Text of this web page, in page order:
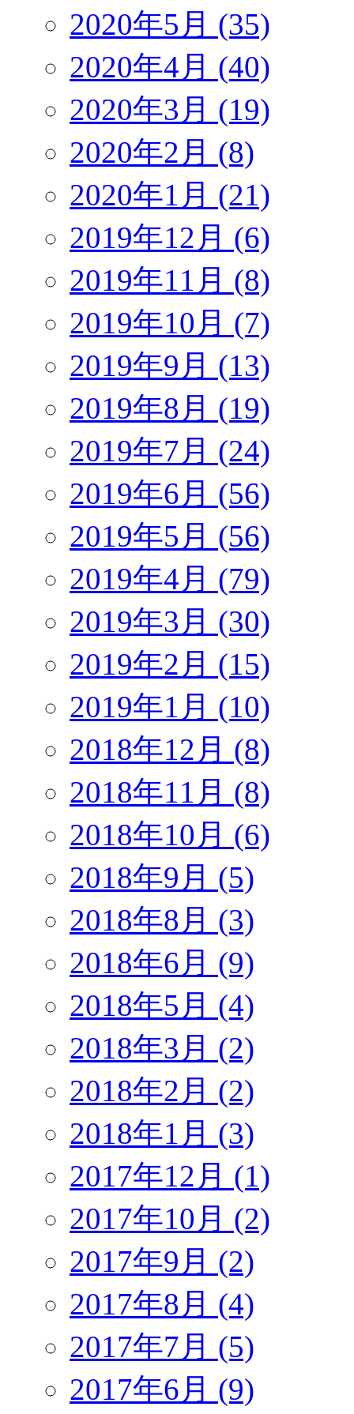
2020年5月 (35)
2020年4月 (40)
2020年3月 (19)
2020年2月 (8)
2020年1月 (21)
2019年12月 (6)
2019年11月 (8)
2019年10月 (7)
2019年9月 (13)
2019年8月 (19)
2019年7月 (24)
2019年6月 (56)
2019年5月 (56)
2019年4月 (79)
2019年3月 (30)
2019年2月 (15)
2019年1月 (10)
2018年12月 (8)
2018年11月 (8)
2018年10月 (6)
2018年9月 (5)
2018年8月 (3)
2018年6月 (9)
2018年5月 (4)
2018年3月 (2)
2018年2月 (2)
2018年1月 (3)
2017年12月 (1)
2017年10月 (2)
2017年9月 (2)
2017年8月 (4)
2017年7月 (5)
2017年6月 (9)